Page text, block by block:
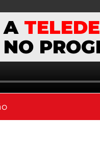
A
NO